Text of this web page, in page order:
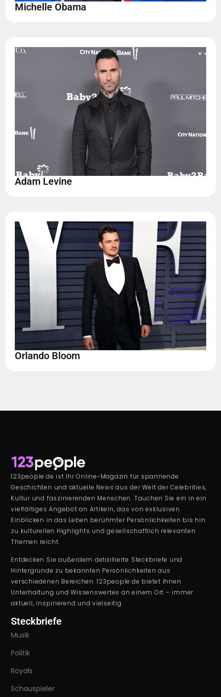
Michelle Obama
Adam Levine
Orlando Bloom
123people.de ist Ihr Online-Magazin für spannende
Geschichten und aktuelle News aus der Welt der Celebrities,
Kultur und faszinierenden Menschen. Tauchen Sie ein in ein
vielfältiges Angebot an Artikeln, das von exklusiven
Einblicken in das Leben berühmter Persönlichkeiten bis hin
zu kulturellen Highlights und gesellschaftlich relevanten
Themen reicht.
Entdecken Sie außerdem detaillierte Steckbriefe und
Hintergründe zu bekannten Persönlichkeiten aus
verschiedenen Bereichen. 123people.de bietet Ihnen
Unterhaltung und Wissenswertes an einem Ort – immer
aktuell, inspirierend und vielseitig.
Steckbriefe
Musik
Politik
Royals
Schauspieler